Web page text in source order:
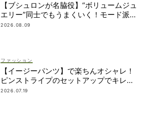
【ブシュロンが名脇役】“ボリュームジュ
エリー”同士でもうまくいく！モード派の
重ねづけ術
2026.08.09
ファッション
【イージーパンツ】で楽ちんオシャレ！
ピンストライプのセットアップでキレイ
め
2026.07.19